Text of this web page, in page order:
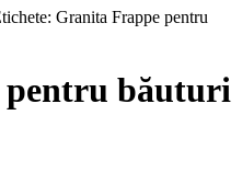
Granita Frappe pentru
băuturi